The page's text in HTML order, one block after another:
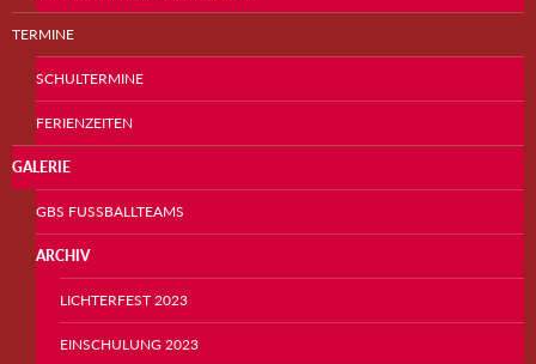
TERMINE
SCHULTERMINE
FERIENZEITEN
GALERIE
GBS FUSSBALLTEAMS
ARCHIV
LICHTERFEST 2023
EINSCHULUNG 2023